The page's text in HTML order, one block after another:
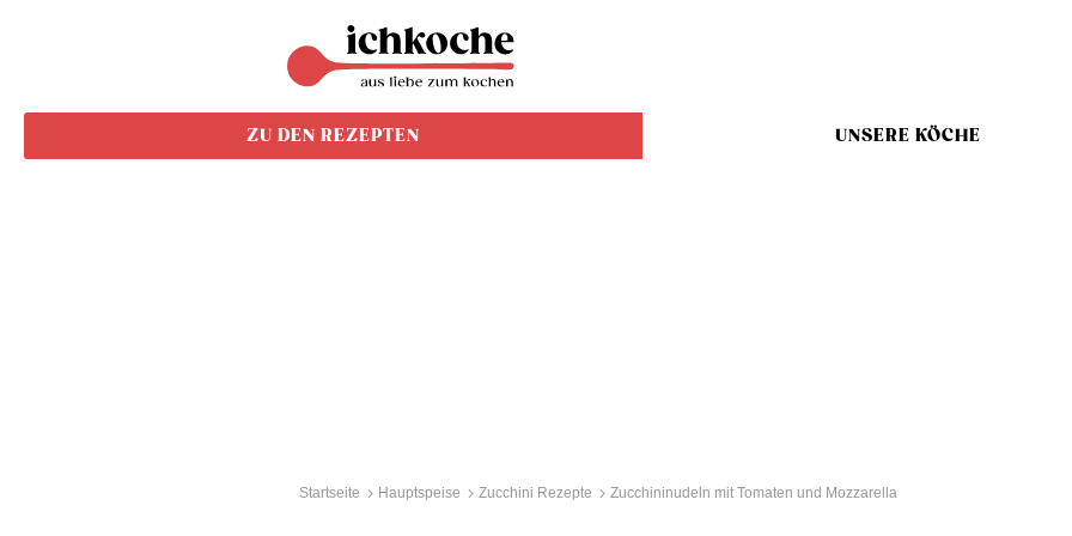
ZU DEN REZEPTEN UNSERE KÖCHE
Startseite Hauptspeise Zucchini Rezepte Zucchininudeln mit Tomaten und Mozzarella